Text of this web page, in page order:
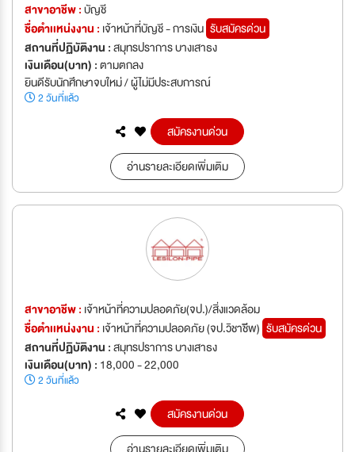
สาขาอาชีพ :บัญชี
ชื่อตำเเหน่งงาน : เจ้าหน้าที่บัญชี - การเงิน รับสมัครด่วน
สถานที่ปฏิบัติงาน :สมุทรปราการ บางเสาธง
เงินเดือน(บาท) :ตามตกลง
ยินดีรับนักศึกษาจบใหม่ / ผู้ไม่มีประสบการณ์
2 วันที่แล้ว
สมัครงานด่วน
อ่านรายละเอียดเพิ่มเติม
สาขาอาชีพ : เจ้าหน้าที่ความปลอดภัย(จป.)/สิ่งแวดล้อม
ชื่อตำเเหน่งงาน : เจ้าหน้าที่ความปลอดภัย (จป.วิชาชีีพ) รับสมัครด่วน
สถานที่ปฏิบัติงาน :สมุทรปราการ บางเสาธง
เงินเดือน(บาท) : 18,000 - 22,000
2 วันที่แล้ว
สมัครงานด่วน